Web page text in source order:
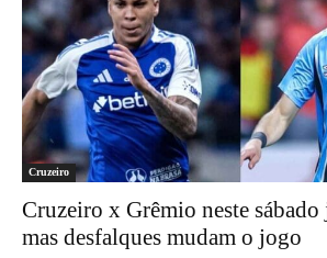
Cruzeiro
Cruzeiro x Grêmio neste
mas desfalques mudam o jogo